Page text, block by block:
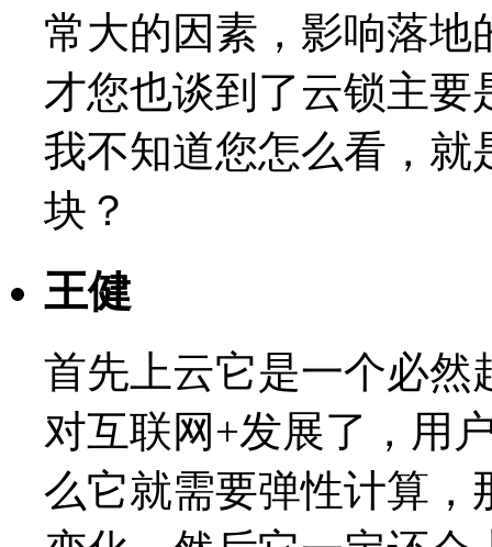
常大的因素，影响落地
才您也谈到了云锁主
我不知道您怎么看，就
块？
王健
首先上云它是一个必然
对互联网+发展了，用
么它就需要弹性计算